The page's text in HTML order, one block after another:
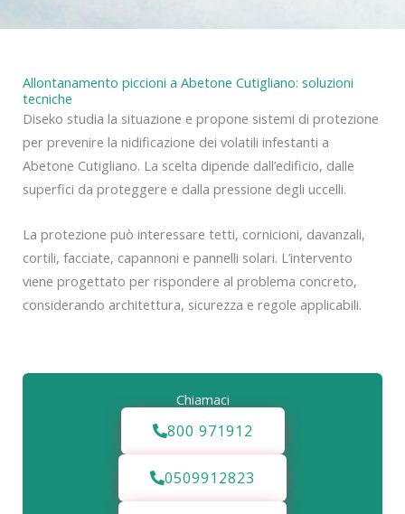
Allontanamento piccioni a Abetone Cutigliano: soluzioni
tecniche
Diseko studia la situazione e propone sistemi di protezione
per prevenire la nidificazione dei volatili infestanti a
Abetone Cutigliano. La scelta dipende dall’edificio, dalle
superfici da proteggere e dalla pressione degli uccelli.
La protezione può interessare tetti, cornicioni, davanzali,
cortili, facciate, capannoni e pannelli solari. L’intervento
viene progettato per rispondere al problema concreto,
considerando architettura, sicurezza e regole applicabili.
Chiamaci
800 971912
0509912823